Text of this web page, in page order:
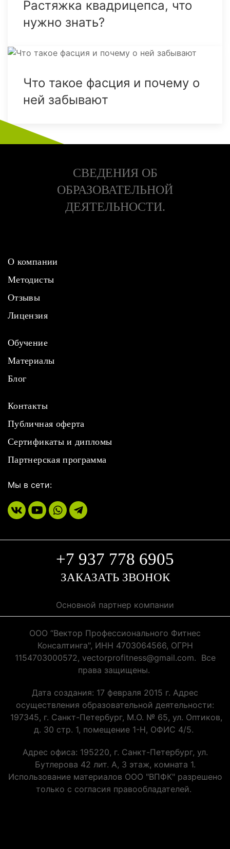
Растяжка квадрицепса, что
нужно знать?
Что такое фасция и почему о
ней забывают
СВЕДЕНИЯ ОБ
ОБРАЗОВАТЕЛЬНОЙ
ДЕЯТЕЛЬНОСТИ.
О компании
Методисты
Отзывы
Лицензия
Обучение
Материалы
Блог
Контакты
Публичная оферта
Сертификаты и дипломы
Партнерская программа
Мы в сети:
+7 937 778 6905
ЗАКАЗАТЬ ЗВОНОК
Основной партнер компании
ООО “Вектор Профессионального Фитнес
Консалтинга", ИНН 4703064566, ОГРН
1154703000572, vectorprofitness@gmail.com. Все
права защищены.
Дата создания: 17 февраля 2015 г. Адрес
осуществления образовательной деятельности:
197345, г. Санкт-Петербург, М.О. № 65, ул. Оптиков,
д. 30 стр. 1, помещение 1-Н, ОФИС 4/5.
Адрес офиса: 195220, г. Санкт-Петербург, ул.
Бутлерова 42 лит. А, 3 этаж, комната 1.
Использование материалов ООО "ВПФК" разрешено
только с согласия правообладателей.